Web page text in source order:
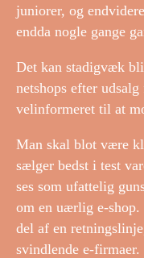
juniorer, og
endda nogle gange
Det kan stadigvæk
netshops efter
velinformeret til at
Man skal blot være
sælger bedst i test
ses som ufattelig
om en uærlig e-
del af en
svindlende e-firmaer.